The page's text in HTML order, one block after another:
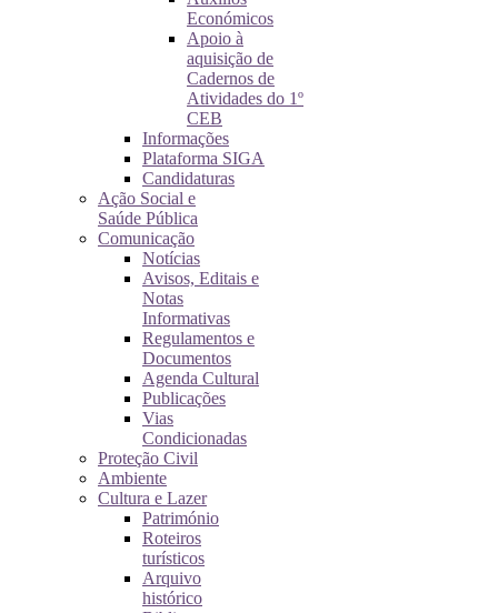
Económicos
Apoio à
aquisição de
Cadernos de
Atividades do 1º
CEB
Informações
Plataforma SIGA
Candidaturas
Ação Social e
Saúde Pública
Comunicação
Notícias
Avisos, Editais e
Notas
Informativas
Regulamentos e
Documentos
Agenda Cultural
Publicações
Vias
Condicionadas
Proteção Civil
Ambiente
Cultura e Lazer
Património
Roteiros
turísticos
Arquivo
histórico